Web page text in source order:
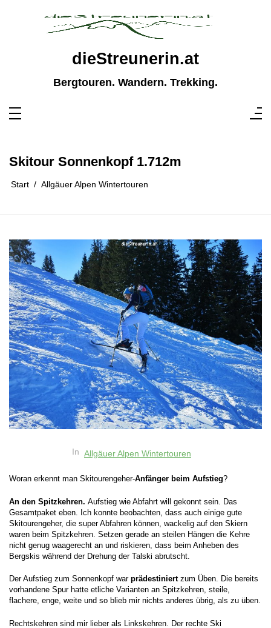
dieStreunerin.at
Bergtouren. Wandern. Trekking.
Skitour Sonnenkopf 1.712m
Start Allgäuer Alpen Wintertouren
In Allgäuer Alpen Wintertouren
Woran erkennt man Skitourengeher-Anfänger beim Aufstieg?
An den Spitzkehren. Aufstieg wie Abfahrt will gekonnt sein. Das
Gesamtpaket eben. Ich konnte beobachten, dass auch einige gute
Skitourengeher, die super Abfahren können, wackelig auf den Skiern
waren beim Spitzkehren. Setzen gerade an steilen Hängen die Kehre
nicht genug waagerecht an und riskieren, dass beim Anheben des
Bergskis während der Drehung der Talski abrutscht.
Der Aufstieg zum Sonnenkopf war prädestiniertzum Üben. Die bereits
vorhandene Spur hatte etliche Varianten an Spitzkehren, steile,
flachere, enge, weite und so blieb mir nichts anderes übrig, als zu üben.
Rechtskehren sind mir lieber als Linkskehren. Der rechte Ski